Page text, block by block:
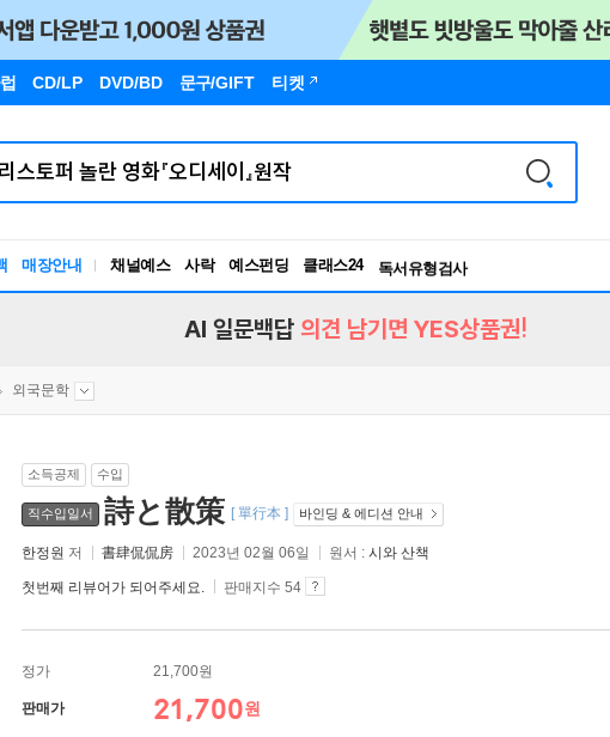
CD/LP DVD/BD 문구/GIFT 티켓
매장안내 채널예스 사락 예스펀딩 클래스24
독서유형검사
RBTI Lab
AI 일문백답 의견 남기면 YES상품권!
외국문학
소득공제 수입
직수입일서 詩と散策 [ 單行本 ] 바인딩 & 에디션 안내
한정원 저 書肆侃侃房 2023년 02월 06일 원서 : 시와 산책
첫번째 리뷰어가 되어주세요. 판매지수 54
정가 21,700원
판매가 21,700원